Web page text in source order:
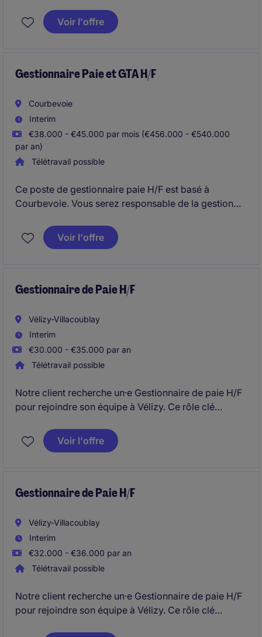
responsable comptable paie sera en charge de
superviser les processus financiers et les obligations
Voir l'offre
Gestionnaire Paie et GTA H/F
Courbevoie
Interim
€38.000 - €45.000 par mois (€456.000 - €540.000
par an)
Télétravail possible
Ce poste de gestionnaire paie H/F est basé à
Courbevoie. Vous serez responsable de la gestion
réglementations en vigueur
Voir l'offre
Gestionnaire de Paie H/F
Vélizy-Villacoublay
Interim
€30.000 - €35.000 par an
Télétravail possible
Notre client recherche un·e Gestionnaire de paie H/F
pour rejoindre son équipe à Vélizy. Ce rôle clé
des déclarations sociales dans le secteur du
bâtiment, garantissant fiabilité et conformité.
Voir l'offre
Gestionnaire de Paie H/F
Vélizy-Villacoublay
Interim
€32.000 - €36.000 par an
Télétravail possible
Notre client recherche un·e Gestionnaire de paie H/F
pour rejoindre son équipe à Vélizy. Ce rôle clé